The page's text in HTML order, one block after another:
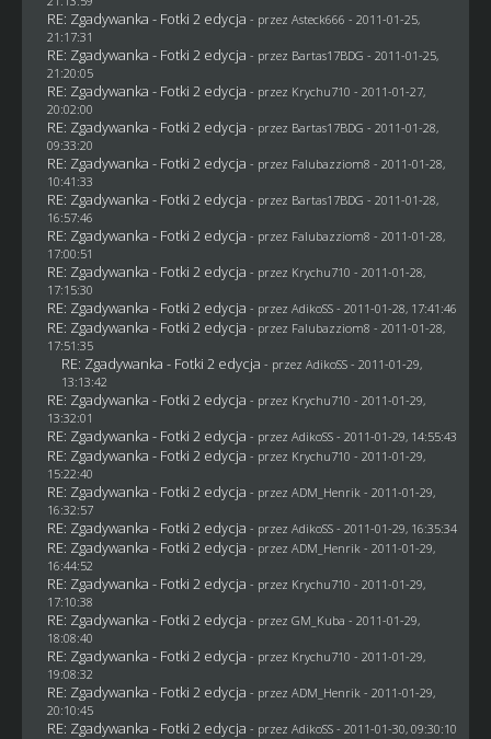
RE: Zgadywanka - Fotki 2 edycja - przez Asteck666 - 2011-01-25,
21:17:31
RE: Zgadywanka - Fotki 2 edycja - przez Bartas17BDG - 2011-01-25,
21:20:05
RE: Zgadywanka - Fotki 2 edycja - przez Krychu710 - 2011-01-27,
20:02:00
RE: Zgadywanka - Fotki 2 edycja - przez Bartas17BDG - 2011-01-28,
09:33:20
RE: Zgadywanka - Fotki 2 edycja - przez Falubazziom8 - 2011-01-28,
10:41:33
RE: Zgadywanka - Fotki 2 edycja - przez Bartas17BDG - 2011-01-28,
16:57:46
RE: Zgadywanka - Fotki 2 edycja - przez Falubazziom8 - 2011-01-28,
17:00:51
RE: Zgadywanka - Fotki 2 edycja - przez Krychu710 - 2011-01-28,
17:15:30
RE: Zgadywanka - Fotki 2 edycja - przez AdikoSS - 2011-01-28, 17:41:46
RE: Zgadywanka - Fotki 2 edycja - przez Falubazziom8 - 2011-01-28,
17:51:35
RE: Zgadywanka - Fotki 2 edycja - przez AdikoSS - 2011-01-29,
13:13:42
RE: Zgadywanka - Fotki 2 edycja - przez Krychu710 - 2011-01-29,
13:32:01
RE: Zgadywanka - Fotki 2 edycja - przez AdikoSS - 2011-01-29, 14:55:43
RE: Zgadywanka - Fotki 2 edycja - przez Krychu710 - 2011-01-29,
15:22:40
RE: Zgadywanka - Fotki 2 edycja - przez ADM_Henrik - 2011-01-29,
16:32:57
RE: Zgadywanka - Fotki 2 edycja - przez AdikoSS - 2011-01-29, 16:35:34
RE: Zgadywanka - Fotki 2 edycja - przez ADM_Henrik - 2011-01-29,
16:44:52
RE: Zgadywanka - Fotki 2 edycja - przez Krychu710 - 2011-01-29,
17:10:38
RE: Zgadywanka - Fotki 2 edycja - przez GM_Kuba - 2011-01-29,
18:08:40
RE: Zgadywanka - Fotki 2 edycja - przez Krychu710 - 2011-01-29,
19:08:32
RE: Zgadywanka - Fotki 2 edycja - przez ADM_Henrik - 2011-01-29,
20:10:45
RE: Zgadywanka - Fotki 2 edycja - przez AdikoSS - 2011-01-30, 09:30:10